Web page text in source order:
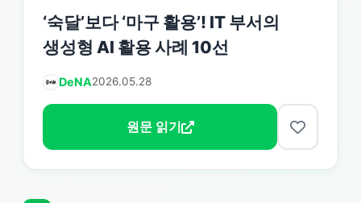
‘숙달’보다 ‘마구 활용’! IT 부서의
생성형 AI 활용 사례 10선
DeNA2026.05.28
원문 읽기